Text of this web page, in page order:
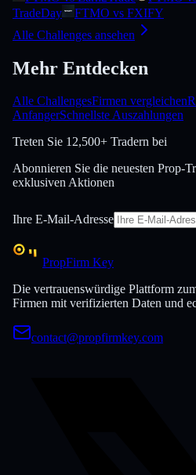
TradeDay
FTMO vs FXIFY
Alle Challenges ansehen
Mehr Entdecken
Alle ChallengesFirmen vergleichen
AnfangerSchnellste Auszahlungen
Treten Sie 12,500+ Tradern bei
Abonnieren Sie die neuesten Prop-
exklusiven Aktionen
Ihre E-Mail-Adresse
PropFirm Key
Die vertrauenswürdige Plattform
Firmen mit verifizierten Daten und
contact@propfirmkey.com